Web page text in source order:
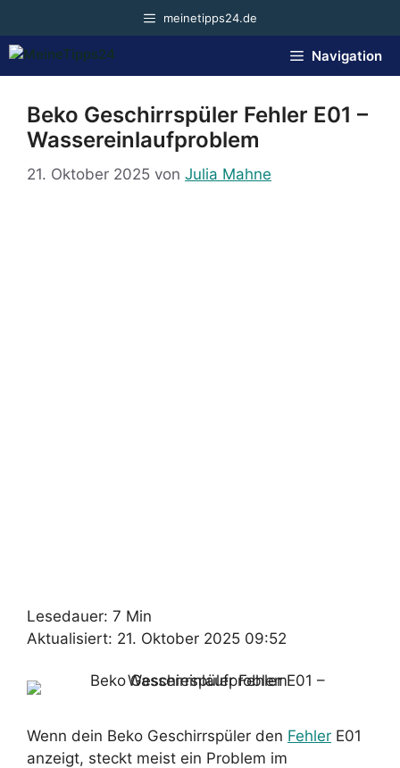
springen
meinetipps24.de
Navigation
Beko Geschirrspüler Fehler E01 –
Wassereinlaufproblem
21. Oktober 2025 von Julia Mahne
Lesedauer: 7 Min
Aktualisiert: 21. Oktober 2025 09:52
Wenn dein Beko Geschirrspüler den Fehler E01
anzeigt, steckt meist ein Problem im